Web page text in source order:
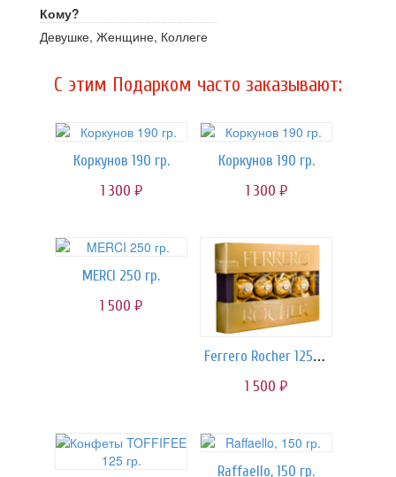
Кому?
Девушке, Женщине, Коллеге
C этим Подарком часто заказывают:
Коркунов 190 гр.
1 300 руб.
Коркунов 190 гр.
1 300 руб.
MERCI 250 гр.
1 500 руб.
Ferrero Rocher 125 гр.
1 500 руб.
Raffaello, 150 гр.